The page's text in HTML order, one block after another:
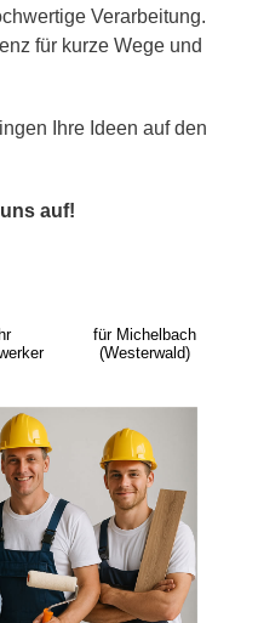
Verarbeitung.
für kurze Wege und
Ihre Ideen auf den
auf!
für Michelbach
(Westerwald)